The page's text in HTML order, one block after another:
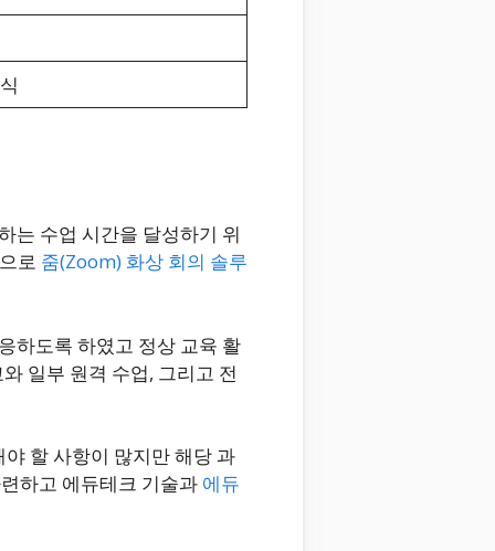
는 수업 시간을 달성하기 위
로 줌(Zoom) 화상 회의 솔루
하도록 하였고 정상 교육 활
일부 원격 수업, 그리고 전
할 사항이 많지만 해당 과
하고 에듀테크 기술과 에듀